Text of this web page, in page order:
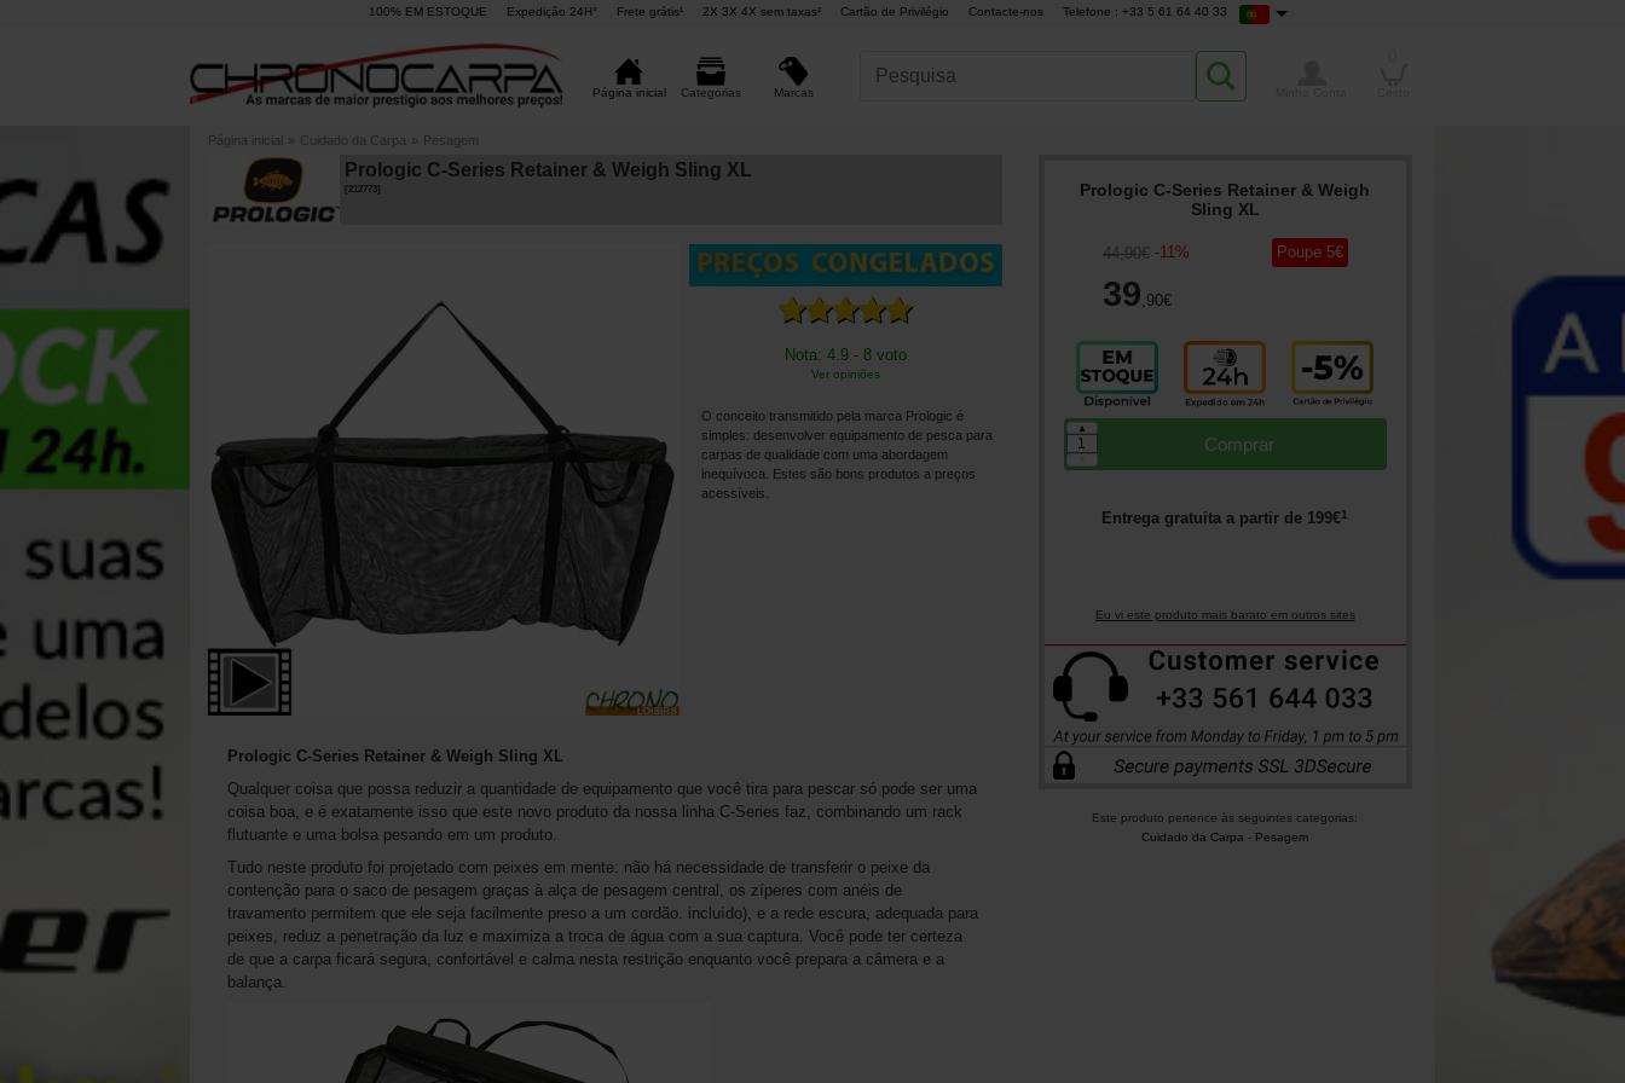
100% EM ESTOQUE Expedição 24H° Frete grátis¹ 2X 3X 4X sem taxas² Cartão de Privilégio Contacte-nos Telefone : +33 5 61 64 40 33
Página inicial Categorias Marcas
Página inicial » Cuidado da Carpa » Pesagem
Prologic C-Series Retainer & Weigh Sling XL
212773]
Nota: 4.9 - 8 voto
Ver opiniões
O conceito transmitido pela marca Prologic é
simples: desenvolver equipamento de pesca para
carpas de qualidade com uma abordagem
inequívoca. Estes são bons produtos a preços
acessíveis.
Prologic C-Series Retainer & Weigh
Sling XL
44 ,90€ -11%
39,90€
Poupe 5€
Comprar
▲
Entrega gratuita a partir de 199€1
Eu vi este produto mais barato em outros sites
Este produto pertence às seguintes categorias:
Cuidado da Carpa - Pesagem
Prologic C-Series Retainer & Weigh Sling XL
Qualquer coisa que possa reduzir a quantidade de equipamento que você tira para pescar só pode ser uma
coisa boa, e é exatamente isso que este novo produto da nossa linha C-Series faz, combinando um rack
flutuante e uma bolsa pesando em um produto.
Tudo neste produto foi projetado com peixes em mente: não há necessidade de transferir o peixe da
contenção para o saco de pesagem graças à alça de pesagem central, os zíperes com anéis de
travamento permitem que ele seja facilmente preso a um cordão. incluído), e a rede escura, adequada para
peixes, reduz a penetração da luz e maximiza a troca de água com a sua captura. Você pode ter certeza
de que a carpa ficará segura, confortável e calma nesta restrição enquanto você prepara a câmera e a
balança.